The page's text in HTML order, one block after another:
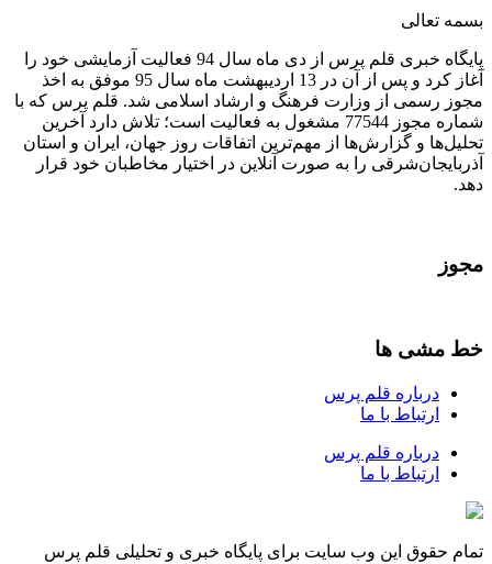
بسمه تعالی
پایگاه خبری قلم پرس از دی ماه سال 94 فعالیت آزمایشی خود را
آغاز کرد و پس از آن در 13 اردیبهشت ماه سال 95 موفق به اخذ
مجوز رسمی از وزارت فرهنگ و ارشاد اسلامی شد. قلم پرس که با
شماره مجوز 77544 مشغول به فعالیت است؛ تلاش دارد آخرین
تحلیل‌ها و گزارش‌ها از مهم‌ترین اتفاقات روز جهان، ایران و استان
آذربایجان‌شرقی را به صورت آنلاین در اختیار مخاطبان خود قرار
دهد.
مجوز
خط مشی ها
درباره قلم پرس
ارتباط با ما
درباره قلم پرس
ارتباط با ما
تمام حقوق این وب سایت برای پایگاه خبری و تحلیلی قلم پرس